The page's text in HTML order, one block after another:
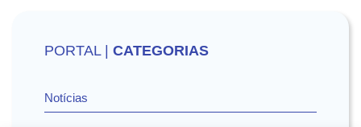
PORTAL | CATEGORIAS
Notícias